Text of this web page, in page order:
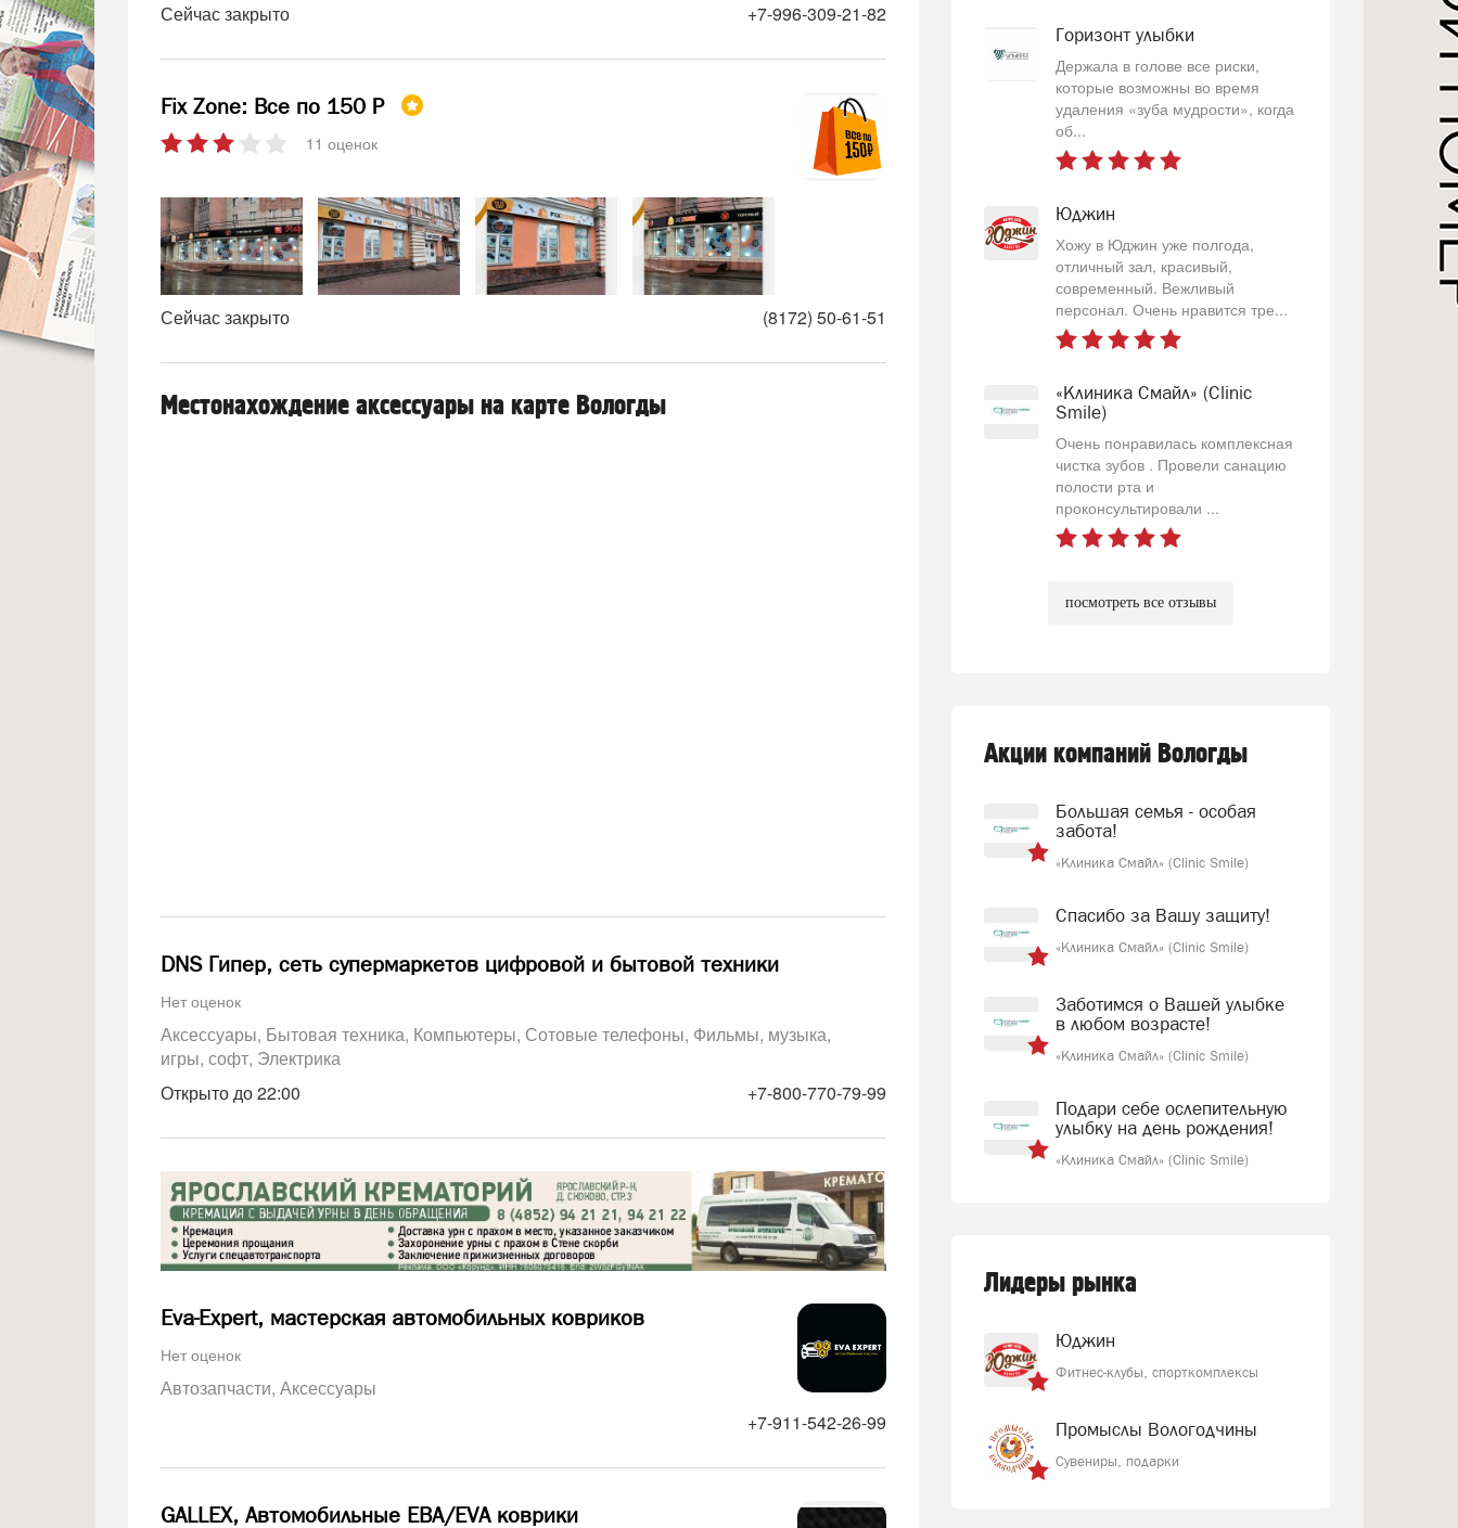
Сейчас закрыто
+7-996-309-21-82
Fix Zone: Все по 150 Р
11 оценок
Сейчас закрыто (8172) 50-61-51
Местонахождение аксессуары на карте Вологды
DNS Гипер, сеть супермаркетов цифровой и бытовой техники
Нет оценок
Аксессуары Бытовая техника Компьютеры Сотовые телефоны Фильмы, музыка,
игры, софт Электрика
Открыто до 22:00
+7-800-770-79-99
Eva-Expert, мастерская автомобильных ковриков
Нет оценок
Автозапчасти Аксессуары
+7-911-542-26-99
GALLEX, Автомобильные ЕВА/EVA коврики
Горизонт улыбки
Держала в голове все риски,
которые возможны во время
удаления «зуба мудрости», когда
об...
Юджин
Хожу в Юджин уже полгода,
отличный зал, красивый,
современный. Вежливый
персонал. Очень нравится тре...
«Клиника Смайл» (Clinic
Smile)
Очень понравилась комплексная
чистка зубов . Провели санацию
полости рта и
проконсультировали ...
посмотреть все отзывы
Акции компаний Вологды
Большая семья - особая
забота!
«Клиника Смайл» (Clinic Smile)
Спасибо за Вашу защиту!
«Клиника Смайл» (Clinic Smile)
Заботимся о Вашей улыбке
в любом возрасте!
«Клиника Смайл» (Clinic Smile)
Подари себе ослепительную
улыбку на день рождения!
«Клиника Смайл» (Clinic Smile)
Лидеры рынка
Юджин
Фитнес-клубы, спорткомплексы
Промыслы Вологодчины
Сувениры, подарки